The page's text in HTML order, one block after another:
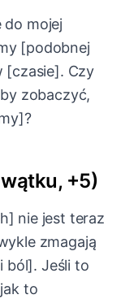
do mojej
[podobnej
[czasie]. Czy
zobaczyć,
+5)
nie jest teraz
zmagają
ból]. Jeśli to
to